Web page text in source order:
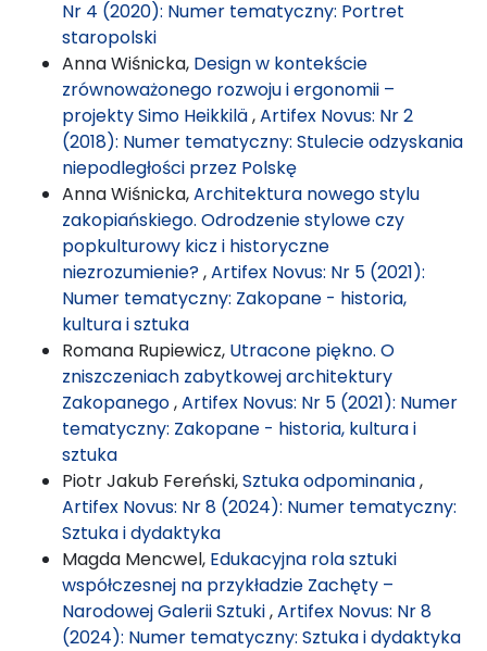
Nr 4 (2020): Numer tematyczny: Portret
staropolski
Anna Wiśnicka, Design w kontekście
zrównoważonego rozwoju i ergonomii –
projekty Simo Heikkilä,Artifex Novus: Nr 2
(2018): Numer tematyczny: Stulecie odzyskania
niepodległości przez Polskę
Anna Wiśnicka,Architektura nowego stylu
zakopiańskiego. Odrodzenie stylowe czy
popkulturowy kicz i historyczne
niezrozumienie?,Artifex Novus: Nr 5 (2021):
Numer tematyczny: Zakopane - historia,
kultura i sztuka
Romana Rupiewicz, Utracone piękno. O
zniszczeniach zabytkowej architektury
Zakopanego,Artifex Novus: Nr 5 (2021): Numer
tematyczny: Zakopane - historia, kultura i
sztuka
Piotr Jakub Fereński,Sztuka odpominania,
Artifex Novus: Nr 8 (2024): Numer tematyczny:
Sztuka i dydaktyka
Magda Mencwel, Edukacyjna rola sztuki
współczesnej na przykładzie Zachęty –
Narodowej Galerii Sztuki,Artifex Novus: Nr 8
(2024): Numer tematyczny: Sztuka i dydaktyka